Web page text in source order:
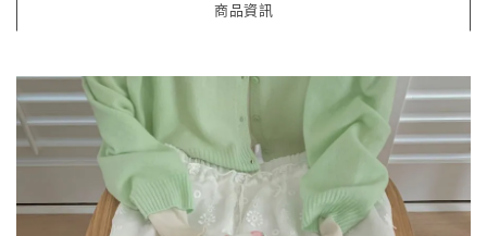
商品資訊